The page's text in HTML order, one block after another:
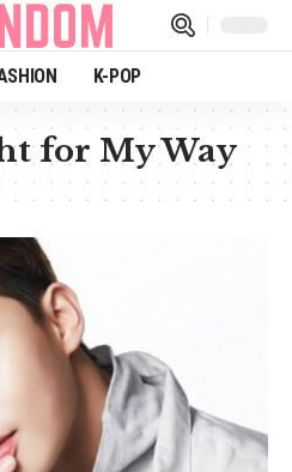
K-POP
for My Way